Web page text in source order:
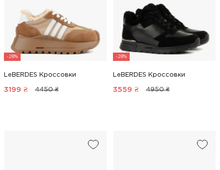
-28%
LeBERDES Кроссовки
3199 ₴ 4450 ₴
-28%
LeBERDES Кроссовки
3559 ₴ 4950 ₴